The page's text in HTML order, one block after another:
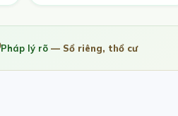
Pháp lý rõ — Sổ riêng, thổ cư